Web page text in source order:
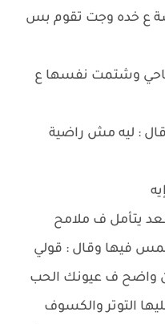
ع خده وجت تقوم بس
وشتمت نفسها ع
: ليه مش راضية
يتأمل ف ملامح
فيها وقال : قولي
واضح ف عيونك الحب
التوتر والكسوف